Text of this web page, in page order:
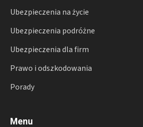
Ubezpieczenia na życie
Ubezpieczenia podróżne
Ubezpieczenia dla firm
Prawo i odszkodowania
Porady
Menu